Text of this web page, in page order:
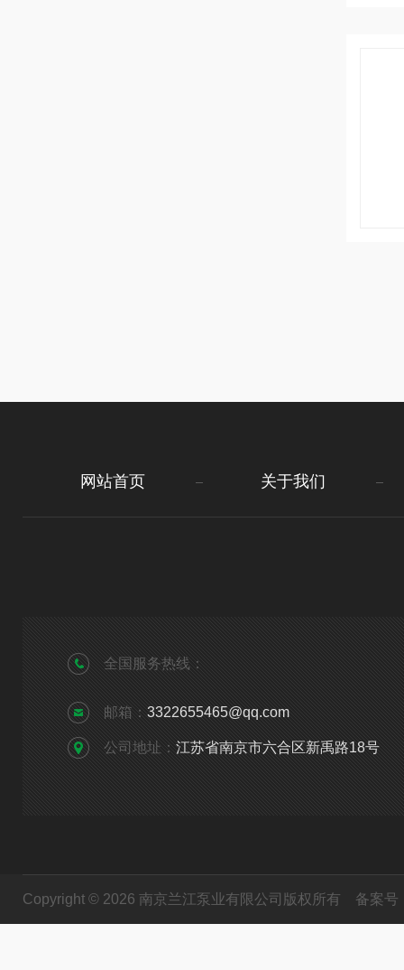
网站首页 关于我们
全国服务热线：
邮箱： 3322655465@qq.com
公司地址： 江苏省南京市六合区新禹路18号
Copyright © 2026 南京兰江泵业有限公司版权所有 备案号